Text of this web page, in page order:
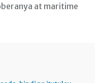
at maritime